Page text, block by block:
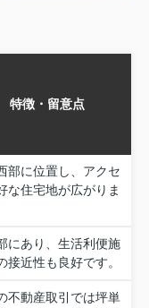
特徴・留意点
部に位置し、アクセ
な住宅地が広がりま
にあり、生活利便施
接近性も良好です。
不動産取引では坪単